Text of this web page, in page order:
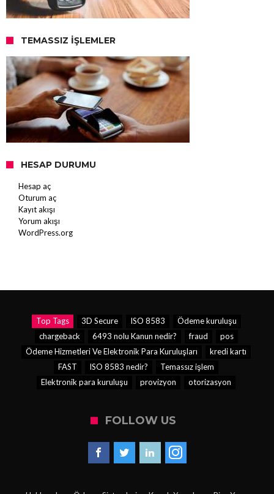
TEMASSIZ İŞLEMLER
HESAP DURUMU
Hesap aç
Oturum aç
Kayıt akışı
Yorum akışı
WordPress.org
Top Tags 3D Secure ISO 8583
Ödeme kuruluşu
chargeback
6493 nolu Kanun nedir? fraud
pos
Ödeme Hizmetleri Ve Elektronik Para Kuruluşları
kredi kartı
FAST
ISO 8583 nedir?
Temassız işlem
Elektronik para kuruluşu
provizyon otorizasyon
FOLLOW US